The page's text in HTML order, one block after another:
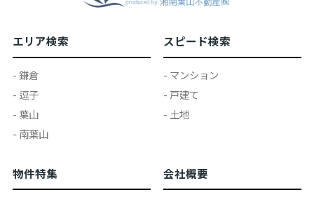
エリア検索
- 鎌倉
- 逗子
- 葉山
- 南葉山
スピード検索
- マンション
- 戸建て
- 土地
物件特集 会社概要